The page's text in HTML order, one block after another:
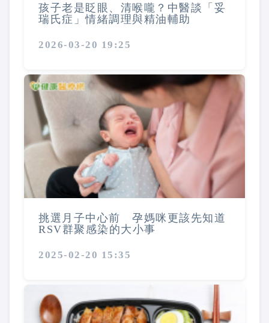
孩子老是眨眼、清喉嚨？中醫談「妥
瑞氏症」情緒調理與精油輔助
2026-03-20 19:25
挑選月子中心前 孕媽咪更該先知道
RSV群聚感染的大小事
2025-02-20 15:35